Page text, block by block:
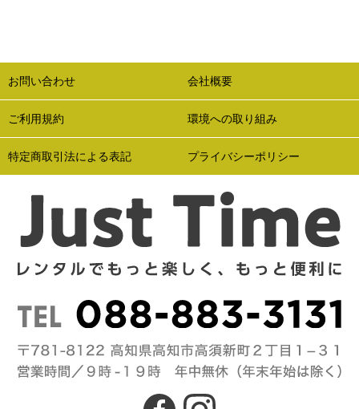
お問い合わせ 会社概要
ご利用規約 環境への取り組み
特定商取引法による表記 プライバシーポリシー